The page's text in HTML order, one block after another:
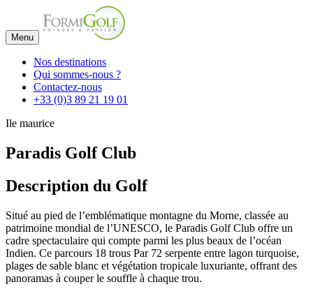
Menu
Nos destinations
Qui sommes-nous ?
Contactez-nous
+33 (0)3 89 21 19 01
Ile maurice
Paradis Golf Club
Description du Golf
Situé au pied de l’emblématique montagne du Morne, classée au
patrimoine mondial de l’UNESCO, le Paradis Golf Club offre un
cadre spectaculaire qui compte parmi les plus beaux de l’océan
Indien. Ce parcours 18 trous Par 72 serpente entre lagon turquoise,
plages de sable blanc et végétation tropicale luxuriante, offrant des
panoramas à couper le souffle à chaque trou.